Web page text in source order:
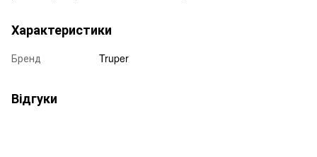
Характеристики
Бренд Truper
Відгуки